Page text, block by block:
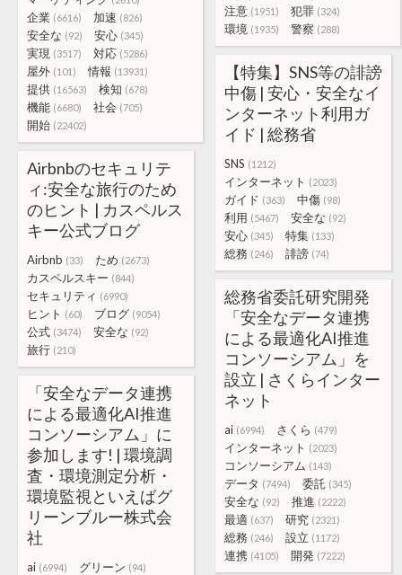
注意 (1951) 犯罪 (324)
環境 (1935) 警察 (288)
企業 (6616) 加速 (826)
安全な (92) 安心 (345)
実現 (3517) 対応 (5286)
屋外 (101) 情報 (13931)
提供 (16563) 検知 (678)
機能 (6680) 社会 (705)
開始 (22402)
【特集】SNS等の誹謗
中傷 | 安心・安全なイ
ンターネット利用ガ
イド | 総務省
SNS (1212)
インターネット (2023)
ガイド (363) 中傷 (98)
利用 (5467) 安全な (92)
安心 (345) 特集 (133)
総務 (246) 誹謗 (74)
Airbnbのセキュリテ
ィ:安全な旅行のため
のヒント | カスペルス
キー公式ブログ
Airbnb (33) ため (2673)
カスペルスキー (844)
セキュリティ (6990)
ヒント (60) ブログ (9054)
公式 (3474) 安全な (92)
旅行 (210)
総務省委託研究開発
「安全なデータ連携
による最適化AI推進
コンソーシアム」を
設立 | さくらインター
ネット
ai (6994) さくら (479)
インターネット (2023)
コンソーシアム (143)
データ (7494) 委託 (345)
安全な (92) 推進 (2222)
最適 (637) 研究 (2321)
総務 (246) 設立 (1172)
連携 (4105) 開発 (7222)
「安全なデータ連携
による最適化AI推進
コンソーシアム」に
参加します! | 環境調
査・環境測定分析・
環境監視といえばグ
リーンブルー株式会
社
ai (6994) グリーン (94)